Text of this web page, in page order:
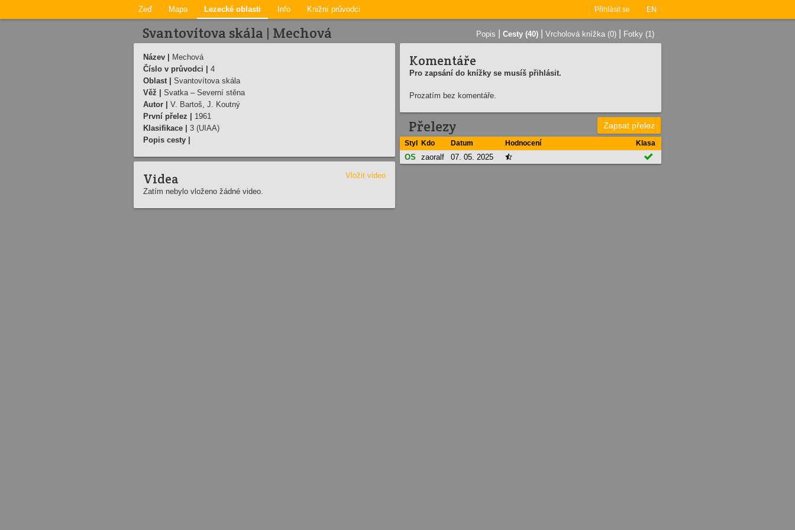
Přihlásit se EN
Zeď Mapa Lezecké oblasti Info Knižní průvodci
Svantovítova skála | Mechová Popis Cesty (40) Vrcholová knížka (0) Fotky (1)
Název |
Mechová
Číslo v průvodci |
4
Oblast |
Svantovítova skála
Věž |
Svatka – Severní stěna
Autor |
V. Bartoš, J. Koutný
První přelez |
1961
Klasifikace |
3 (UIAA)
Popis cesty |
Videa
Vložit video
Zatím nebylo vloženo žádné video.
Komentáře
Pro zapsání do knížky se musíš přihlásit.
Prozatím bez komentáře.
Přelezy Zapsat přelez
Styl Kdo Datum Hodnocení Klasa
OS zaoralf 07. 05. 2025  